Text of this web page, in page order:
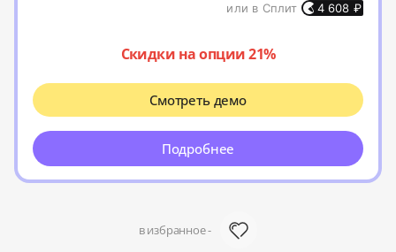
в избранное -
или в Сплит
4 608 ₽
Скидки на опции 21%
Смотреть демо
Подробнее